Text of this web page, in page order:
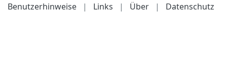
Benutzerhinweise
| Links | Über | Datenschutz